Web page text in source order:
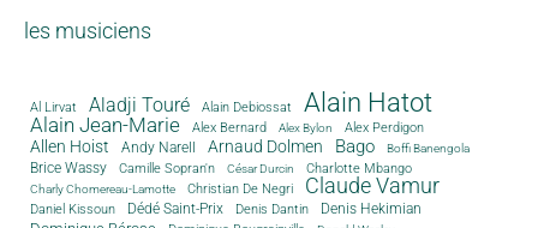
les musiciens
Al Lirvat Aladji Touré Alain Debiossat Alain Hatot
Alain Jean-Marie Alex Bernard Alex Bylon Alex Perdigon
Allen Hoist Andy Narell Arnaud Dolmen Bago Boffi Banengola
Brice Wassy Camille Sopran'n César Durcin Charlotte Mbango
Charly Chomereau-Lamotte Christian De Negri Claude Vamur
Daniel Kissoun Dédé Saint-Prix Denis Dantin Denis Hekimian